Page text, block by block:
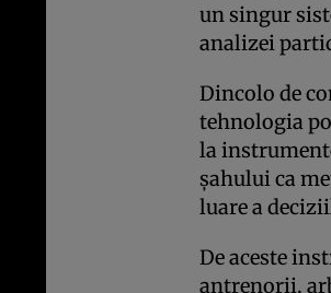
un singur
analizei
Dincolo de
tehnologia
la
șahului ca
luare a
De aceste
antrenorii,